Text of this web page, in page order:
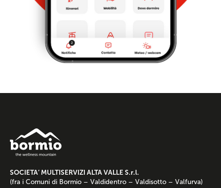
SOCIETA’ MULTISERVIZI ALTA VALLE S.r.l.
(fra i Comuni di Bormio – Valdidentro – Valdisotto – Valfurva)